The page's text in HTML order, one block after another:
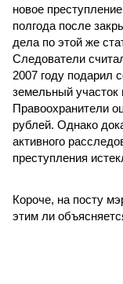
новое
полгода после
дела по этой же
Следователи
2007 году подарил
земельный участок
Правоохранители
рублей. Однако
активного
преступления
Короче, на посту
этим ли